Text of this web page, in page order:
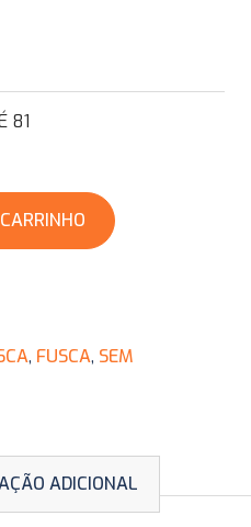
81
, FUSCA, SEM
ADICIONAL